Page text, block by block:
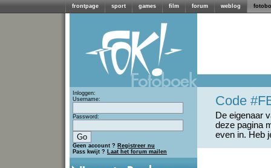
frontpage sport games film forum weblog
Inloggen:
Username:
Password:
Geen account ? Registreer nu
Pass kwijt ? Laat het forum mailen
Code
De eigenaar
deze pagina
even in. Heb